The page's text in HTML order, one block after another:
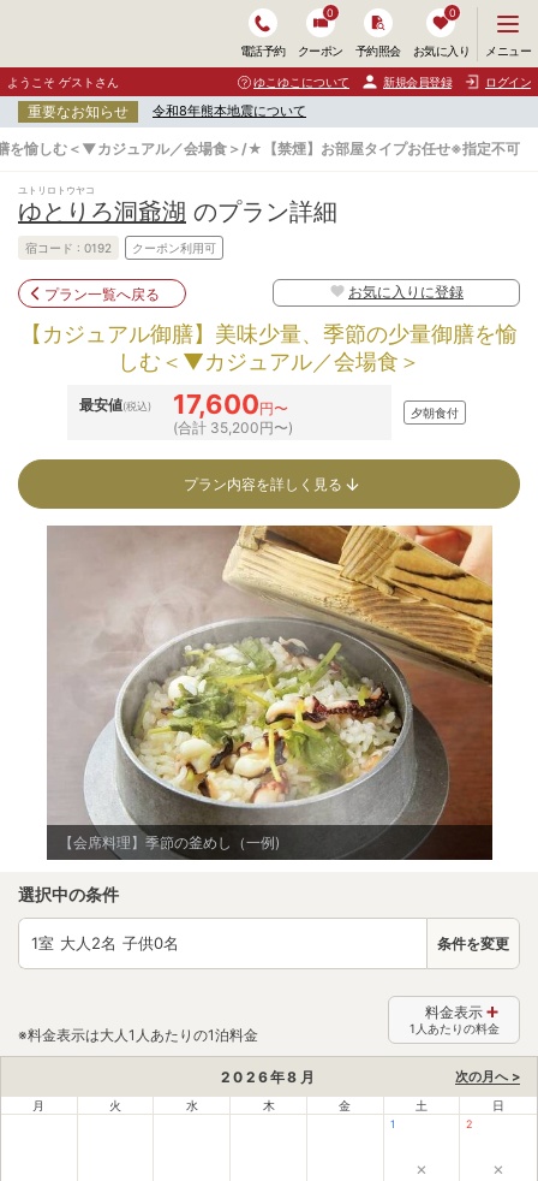
電話予約 クーポン
0
予約照会 お気に入り
0
ニ
ュ
ー
開
く
メニュー
ようこそ ゲストさん ゆこゆこについて 新規会員登録 ログイン
重要なお知らせ 令和8年熊本地震について
を愉しむ＜▼カジュアル／会場食＞/★【禁煙】お部屋タイプお任せ※指定不可
ユトリロトウヤコ
ゆとりろ洞爺湖 のプラン詳細
宿コード : 0192 クーポン利用可
プラン一覧へ戻る お気に入りに登録
【カジュアル御膳】美味少量、季節の少量御膳を愉
しむ＜▼カジュアル／会場食＞
最安値(税込) 17,600円〜
(合計 35,200円〜)
夕朝食付
プラン内容を詳しく見る
【会席料理】季節の釜めし（一例)
選択中の条件
1室 大人 2名 子供0名 条件を変更
※料金表示は大人1人あたりの1泊料金
料金表示
1人あたりの料金
次の月へ >
2026年8 月
月 火 水 木 金 土 日
1
×
2
×